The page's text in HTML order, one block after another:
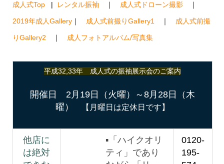
成人式Top| レンタル振袖 ｜ 成人式ドローン撮影｜
2019年成人Gallery｜ 成人式前撮りGallery1 ｜ 成人式前撮
りGallery2 ｜ 成人フォトアルバム/写真集
平成32,33年 成人式の振袖展示会のご案内
開催日 2月19日（火曜）～8月28日（木
曜）
【月曜日は定休日です】
他店に
は絶対
▪「ハイクオリ
ティ」であり
0120-
195-